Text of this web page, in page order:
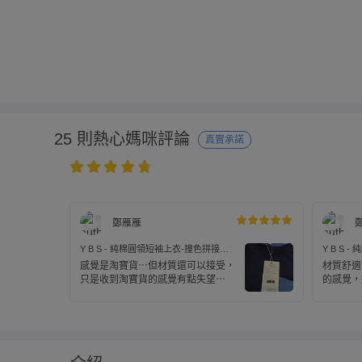
25 則熱心媽咪評論 真實承諾
鄭雁雁
Y B S - 純棉圓領短袖上衣-撞色拼接口
袋-藏青色
感覺是淘寶貨⋯但材質還可以接受，
只是收到淘寶貨的感覺有點失望⋯
Y B S -
綠色
材質舒
的感覺